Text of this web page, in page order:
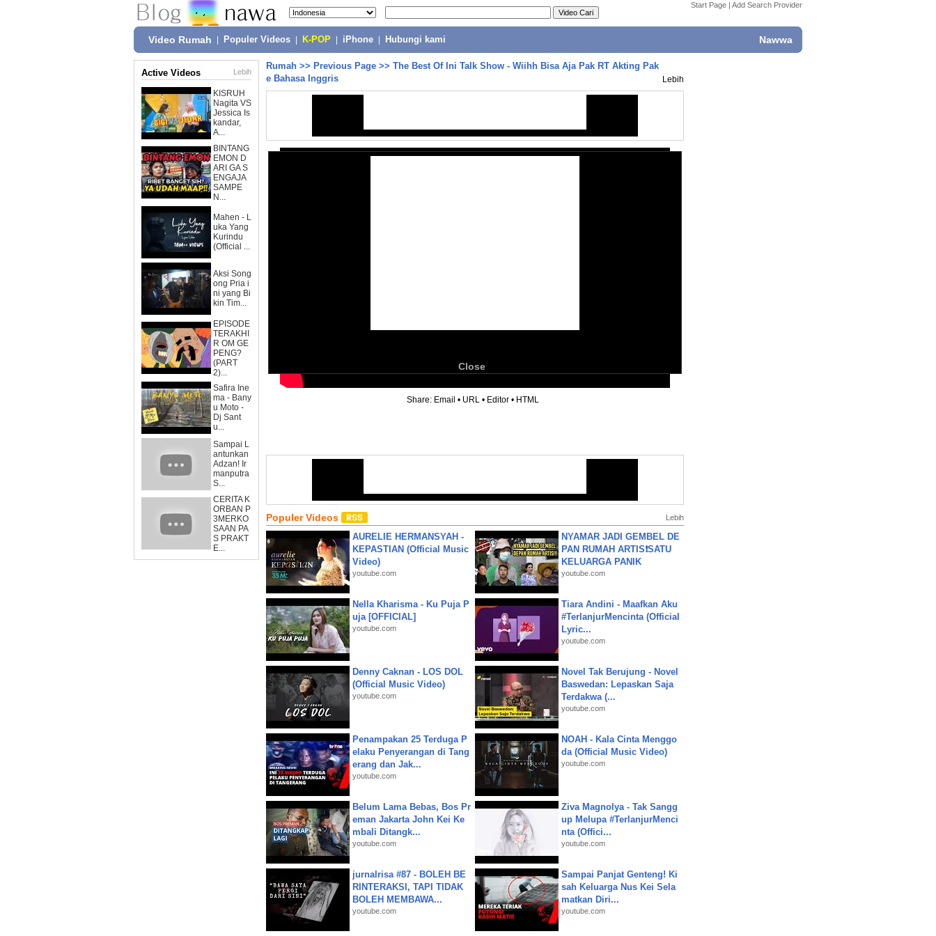
Start Page | Add Search Provider
Video Rumah Populer Videos K-POP iPhone Hubungi kami Nawwa
Active Videos Lebih
KISRUH
Nagita VS
Jessica Is
kandar,
A...
BINTANG
EMON D
ARI GA S
ENGAJA
SAMPE
N...
Mahen - L
uka Yang
Kurindu
(Official ...
Aksi Song
ong Pria i
ni yang Bi
kin Tim...
EPISODE
TERAKHI
R OM GE
PENG?
(PART
2)...
Safira Ine
ma - Bany
u Moto -
Dj Sant
u...
Sampai L
antunkan
Adzan! Ir
manputra
S...
CERITA K
ORBAN P
3MERKO
SAAN PA
S PRAKT
E...
Rumah >> Previous Page >> The Best Of Ini Talk Show - Wiihh Bisa Aja Pak RT Akting Pak
e Bahasa Inggris
Lebih
Close
Share: Email • URL • Editor • HTML
Populer Videos Lebih
AURELIE HERMANSYAH -
KEPASTIAN (Official Music
Video)
youtube.com
NYAMAR JADI GEMBEL DE
PAN RUMAH ARTIS❗SATU
KELUARGA PANIK
youtube.com
Nella Kharisma - Ku Puja P
uja [OFFICIAL]
youtube.com
Tiara Andini - Maafkan Aku
#TerlanjurMencinta (Official
Lyric...
youtube.com
Denny Caknan - LOS DOL
(Official Music Video)
youtube.com
Novel Tak Berujung - Novel
Baswedan: Lepaskan Saja
Terdakwa (...
youtube.com
Penampakan 25 Terduga P
elaku Penyerangan di Tang
erang dan Jak...
youtube.com
NOAH - Kala Cinta Menggo
da (Official Music Video)
youtube.com
Belum Lama Bebas, Bos Pr
eman Jakarta John Kei Ke
mbali Ditangk...
youtube.com
Ziva Magnolya - Tak Sangg
up Melupa #TerlanjurMenci
nta (Offici...
youtube.com
jurnalrisa #87 - BOLEH BE
RINTERAKSI, TAPI TIDAK
BOLEH MEMBAWA...
youtube.com
Sampai Panjat Genteng! Ki
sah Keluarga Nus Kei Sela
matkan Diri...
youtube.com